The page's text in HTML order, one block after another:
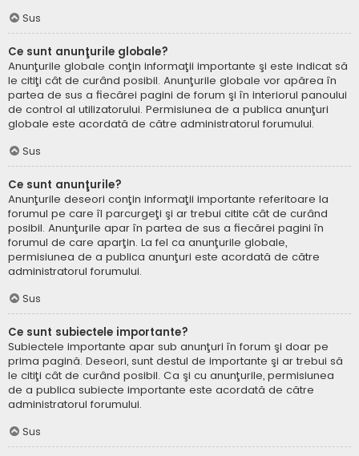
Sus
Ce sunt anunţurile globale?
Anunţurile globale conţin informaţii importante şi este indicat să
le citiţi cât de curând posibil. Anunţurile globale vor apărea în
partea de sus a fiecărei pagini de forum şi în interiorul panoului
de control al utilizatorului. Permisiunea de a publica anunţuri
globale este acordată de către administratorul forumului.
Sus
Ce sunt anunţurile?
Anunţurile deseori conţin informaţii importante referitoare la
forumul pe care îl parcurgeţi şi ar trebui citite cât de curând
posibil. Anunţurile apar în partea de sus a fiecărei pagini în
forumul de care aparţin. La fel ca anunţurile globale,
permisiunea de a publica anunţuri este acordată de către
administratorul forumului.
Sus
Ce sunt subiectele importante?
Subiectele importante apar sub anunţuri în forum şi doar pe
prima pagină. Deseori, sunt destul de importante şi ar trebui să
le citiţi cât de curând posibil. Ca şi cu anunţurile, permisiunea
de a publica subiecte importante este acordată de către
administratorul forumului.
Sus